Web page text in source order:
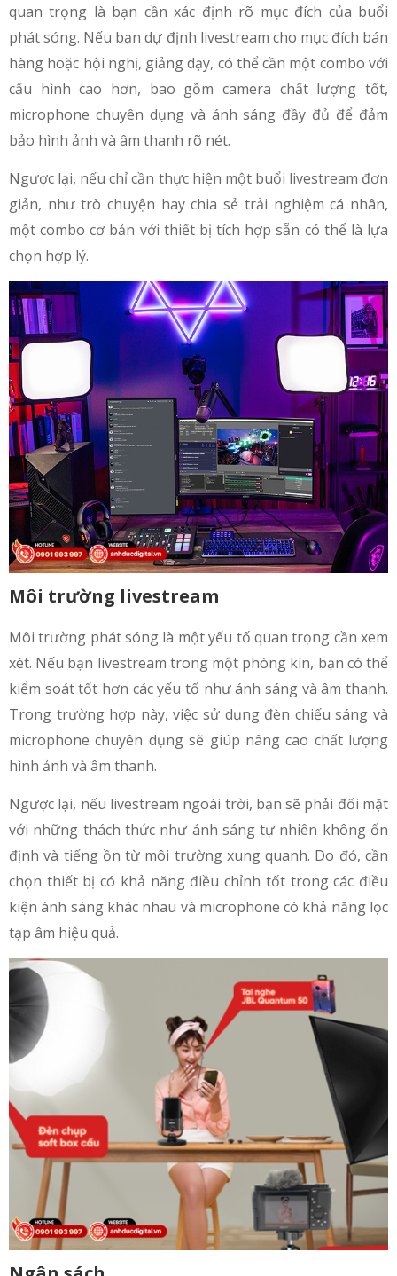
quan trọng là bạn cần xác định rõ mục đích của buổi
phát sóng. Nếu bạn dự định livestream cho mục đích bán
hàng hoặc hội nghị, giảng dạy, có thể cần một combo với
cấu hình cao hơn, bao gồm camera chất lượng tốt,
microphone chuyên dụng và ánh sáng đầy đủ để đảm
bảo hình ảnh và âm thanh rõ nét.
Ngược lại, nếu chỉ cần thực hiện một buổi livestream đơn
giản, như trò chuyện hay chia sẻ trải nghiệm cá nhân,
một combo cơ bản với thiết bị tích hợp sẵn có thể là lựa
chọn hợp lý.
Môi trường livestream
Môi trường phát sóng là một yếu tố quan trọng cần xem
xét. Nếu bạn livestream trong một phòng kín, bạn có thể
kiểm soát tốt hơn các yếu tố như ánh sáng và âm thanh.
Trong trường hợp này, việc sử dụng đèn chiếu sáng và
microphone chuyên dụng sẽ giúp nâng cao chất lượng
hình ảnh và âm thanh.
Ngược lại, nếu livestream ngoài trời, bạn sẽ phải đối mặt
với những thách thức như ánh sáng tự nhiên không ổn
định và tiếng ồn từ môi trường xung quanh. Do đó, cần
chọn thiết bị có khả năng điều chỉnh tốt trong các điều
kiện ánh sáng khác nhau và microphone có khả năng lọc
tạp âm hiệu quả.